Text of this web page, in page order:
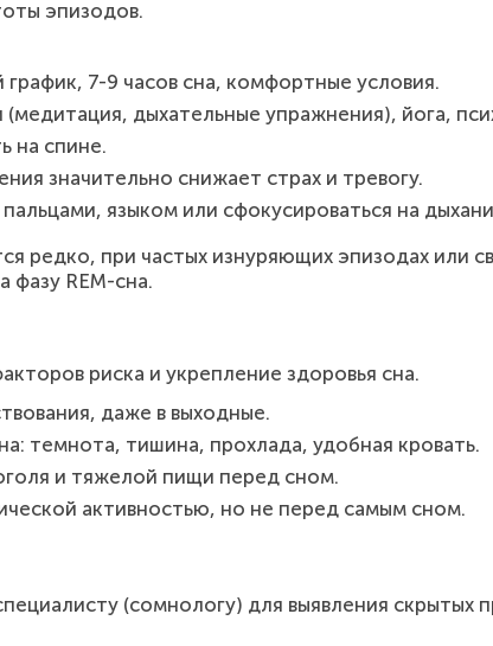
эпизодов.
график, 7-9 часов сна, комфортные условия.
(медитация, дыхательные упражнения), йога,
на спине.
значительно снижает страх и тревогу.
языком или сфокусироваться на
редко, при частых изнуряющих эпизодах или
REM-сна.
риска и укрепление здоровья сна.
даже в выходные.
темнота, тишина, прохлада, удобная кровать.
и тяжелой пищи перед сном.
активностью, но не перед самым сном.
(сомнологу) для выявления скрытых